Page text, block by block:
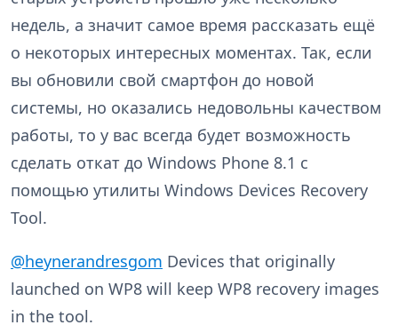
недель, а значит самое время рассказать ещё
о некоторых интересных моментах. Так, если
вы обновили свой смартфон до новой
системы, но оказались недовольны качеством
работы, то у вас всегда будет возможность
сделать откат до Windows Phone 8.1 с
помощью утилиты Windows Devices Recovery
Tool.
@heynerandresgom Devices that originally
launched on WP8 will keep WP8 recovery images
in the tool.